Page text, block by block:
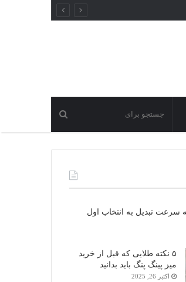
‌سرعت تبدیل به انتخاب اول
۵ نکته طلایی که قبل از خرید
میز پینگ پنگ باید بدانید
اکتبر 26, 2025